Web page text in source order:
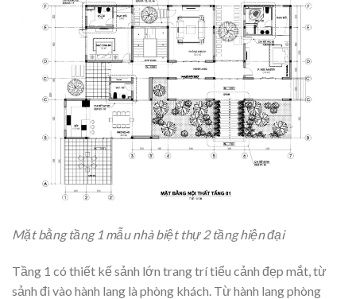
Mặt bằng tầng 1 mẫu nhà biệt thự 2 tầng hiện đại
Tầng 1 có thiết kế sảnh lớn trang trí tiểu cảnh đẹp mắt, từ
sảnh đi vào hành lang là phòng khách. Từ hành lang phòng